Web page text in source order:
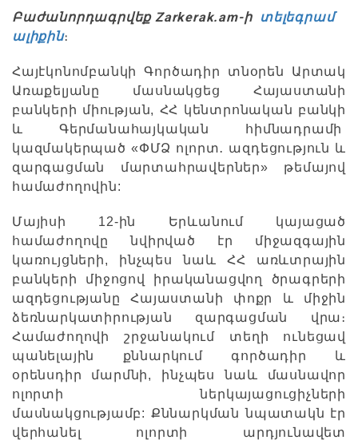
Բաժանորդագրվեք Zarkerak.am-ի տելեգրամ
ալիքին։
Հայէկոնոմբանկի Գործադիր տնօրեն Արտակ
Առաքելյանը մասնակցեց Հայաստանի
բանկերի միության, ՀՀ կենտրոնական բանկի
և Գերմանահայկական հիմնադրամի
կազմակերպած «ՓՄՁ ոլորտ․ ազդեցություն և
զարգացման մարտահրավերներ» թեմայով
համաժողովին:
Մայիսի 12-ին Երևանում կայացած
համաժողովը նվիրված էր միջազգային
կառույցների, ինչպես նաև ՀՀ առևտրային
բանկերի միջոցով իրականացվող ծրագրերի
ազդեցությանը Հայաստանի փոքր և միջին
ձեռնարկատիրության զարգացման վրա։
Համաժողովի շրջանակում տեղի ունեցավ
պանելային քննարկում գործադիր և
օրենսդիր մարմնի, ինչպես նաև մասնավոր
ոլորտի ներկայացուցիչների
մասնակցությամբ: Քննարկման նպատակն էր
վերհանել ոլորտի արդյունավետ